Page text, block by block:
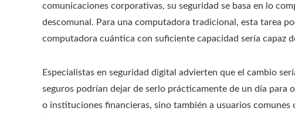
comunicaciones corporativas, su seguridad se basa en lo
descomunal. Para una computadora tradicional, esta tarea
computadora cuántica con suficiente capacidad sería capaz
Especialistas en seguridad digital advierten que el cambio
seguros podrían dejar de serlo prácticamente de un día para
o instituciones financieras, sino también a usuarios